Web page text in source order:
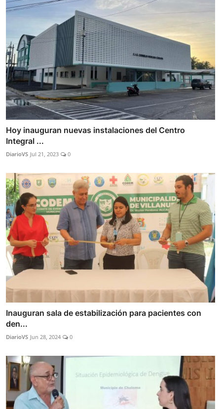
Hoy inauguran nuevas instalaciones del Centro
Integral ...
DiarioVS Jul 21, 2023 0
Inauguran sala de estabilización para pacientes con
den...
DiarioVS Jun 28, 2024 0